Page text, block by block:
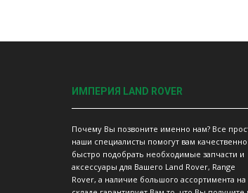
ИМПЕРИЯ LAND ROVER
Почему Вы позвоните именно нам? Все
наши специалисты помогут вам
быстро подобрать необходимые запчасти и
аксессуары для Вашего Land Rover, Range
Rover, а наличие большого ассортимента на